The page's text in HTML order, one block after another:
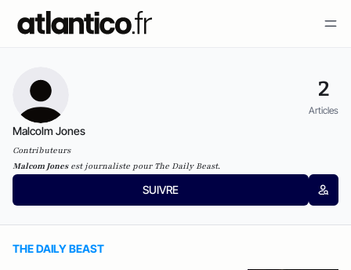
2
Articles
Malcolm Jones
Contributeurs
Malcom Jonesest journaliste pour The Daily Beast.
SUIVRE
THE DAILY BEAST